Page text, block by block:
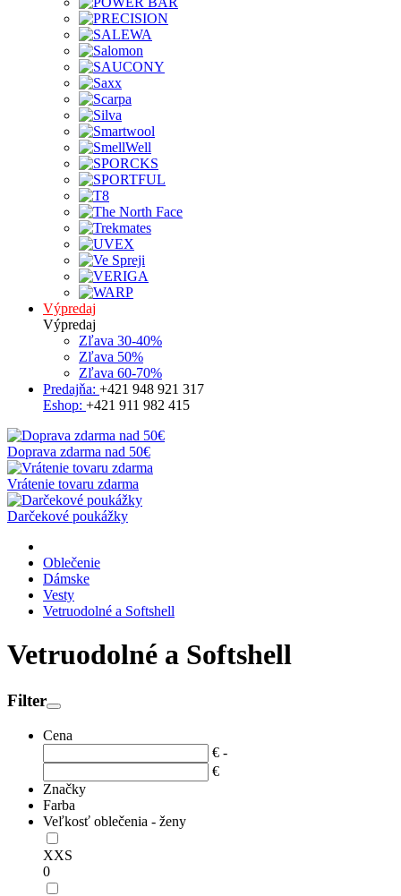
Výpredaj
Výpredaj
Zľava 30-40%
Zľava 50%
Zľava 60-70%
Predajňa: +421 948 921 317
Eshop: +421 911 982 415
Doprava zdarma nad 50€
Vrátenie tovaru zdarma
Darčekové poukážky
Oblečenie
Dámske
Vesty
Vetruodolné a Softshell
Vetruodolné a Softshell
Filter
Cena
€ -
€
Značky
Farba
Veľkosť oblečenia - ženy
XXS
0